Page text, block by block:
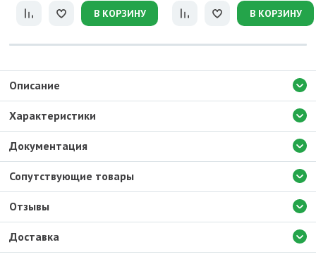
В КОРЗИНУ В КОРЗИНУ
Доставка
Описание
Характеристики
Документация
Сопутствующие товары
Отзывы